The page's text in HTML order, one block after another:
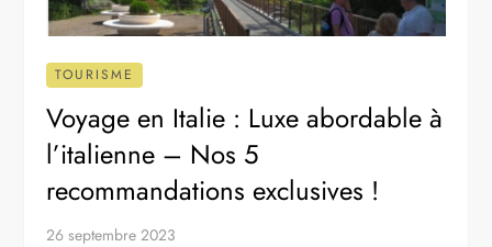
TOURISME
Voyage en Italie : Luxe abordable à
l’italienne – Nos 5
recommandations exclusives !
26 septembre 2023